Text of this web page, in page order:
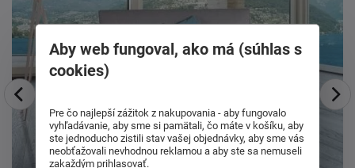
Aby web fungoval, ako má (súhlas s
cookies)
Pre čo najlepší zážitok z nakupovania - aby fungovalo
vyhľadávanie, aby sme si pamätali, čo máte v košíku, aby
ste jednoducho zistili stav vašej objednávky, aby sme vás
neobťažovali nevhodnou reklamou a aby ste sa nemuseli
zakaždým prihlasovať.